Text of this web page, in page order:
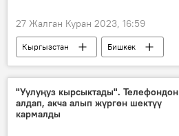
27 Жалган Куран 2023, 16:59
Кыргызстан
Бишкек
жаңы конуштар
көчө
жарык берүү
электр энергиясы
өчүрүү
"Уулуңуз кырсыктады". Телефондон
алдап, акча алып жүргөн шектүү
кармалды